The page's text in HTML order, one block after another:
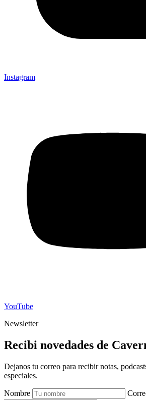
Instagram
YouTube
Newsletter
Recibi novedades de
Dejanos tu correo para recibir notas,
especiales.
Nombre